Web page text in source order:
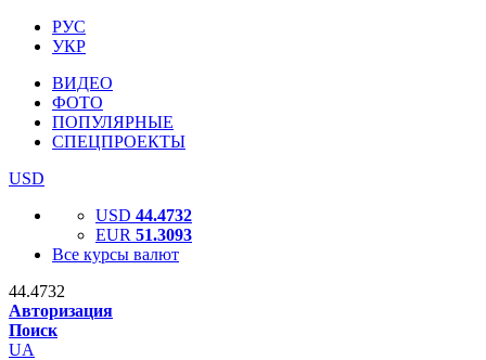
РУС
УКР
ВИДЕО
ФОТО
ПОПУЛЯРНЫЕ
СПЕЦПРОЕКТЫ
USD
USD 44.4732
EUR 51.3093
Все курсы валют
44.4732
Авторизация
Поиск
UA